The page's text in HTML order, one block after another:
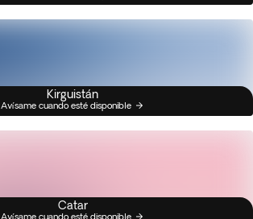
Kirguistán
Avísame cuando esté disponible
Catar
Avísame cuando esté disponible